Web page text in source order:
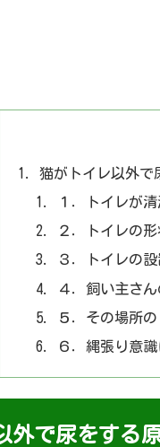
猫がトイレ以外で
１．トイレが
２．トイレの
３．トイレの
４．飼い主さ
５．その場所
６．縄張り意
外で尿をする